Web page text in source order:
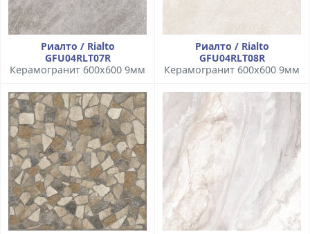
Риалто / Rialto
GFU04RLT07R
Керамогранит 600x600 9мм
Риалто / Rialto
GFU04RLT08R
Керамогранит 600x600 9мм